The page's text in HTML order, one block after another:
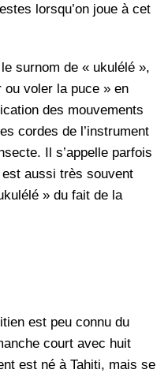
lorsqu’on joue à cet
surnom de « ukulélé »,
voler la puce » en
des mouvements
cordes de l’instrument
Il s’appelle parfois
aussi très souvent
» du fait de la
est peu connu du
court avec huit
est né à Tahiti, mais se